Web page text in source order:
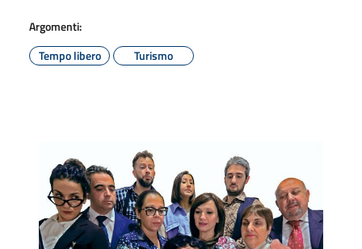
Argomenti:
Tempo libero
Turismo